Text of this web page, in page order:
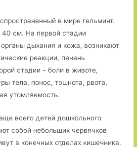
в мире гельминт.
см. На первой стадии
дыхания и кожа, возникают
реакции, печень
стадии – боли в животе,
тела, понос, тошнота, рвота,
утомляемость.
всего детей дошкольного
собой небольших червячков
в конечных отделах кишечника.